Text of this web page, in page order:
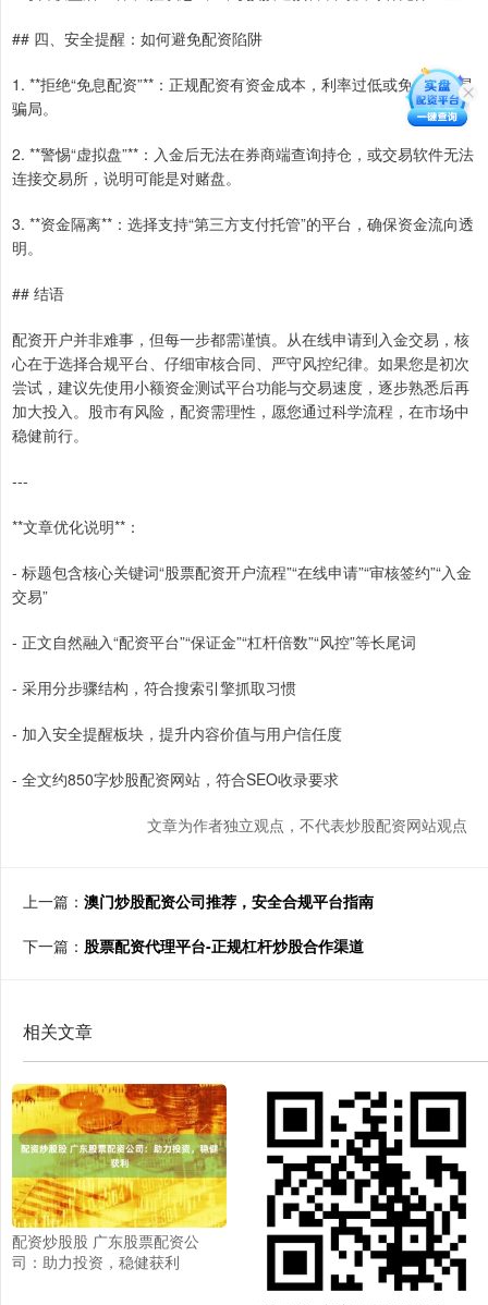
## 四、安全提醒：如何避免配资陷阱
1. **拒绝“免息配资”**：正规配资有资金成本，利率过低或免息往往是
骗局。
2. **警惕“虚拟盘”**：入金后无法在券商端查询持仓，或交易软件无法
连接交易所，说明可能是对赌盘。
3. **资金隔离**：选择支持“第三方支付托管”的平台，确保资金流向透
明。
## 结语
配资开户并非难事，但每一步都需谨慎。从在线申请到入金交易，核
心在于选择合规平台、仔细审核合同、严守风控纪律。如果您是初次
尝试，建议先使用小额资金测试平台功能与交易速度，逐步熟悉后再
加大投入。股市有风险，配资需理性，愿您通过科学流程，在市场中
稳健前行。
---
**文章优化说明**：
- 标题包含核心关键词“股票配资开户流程”“在线申请”“审核签约”“入金
交易”
- 正文自然融入“配资平台”“保证金”“杠杆倍数”“风控”等长尾词
- 采用分步骤结构，符合搜索引擎抓取习惯
- 加入安全提醒板块，提升内容价值与用户信任度
- 全文约850字炒股配资网站，符合SEO收录要求
文章为作者独立观点，不代表炒股配资网站观点
上一篇： 澳门炒股配资公司推荐，安全合规平台指南
下一篇： 股票配资代理平台-正规杠杆炒股合作渠道
相关文章
配资炒股股 广东股票配资公
司：助力投资，稳健获利